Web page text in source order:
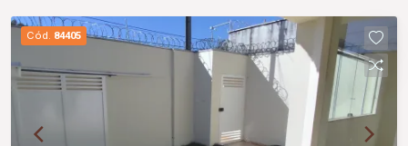
Cód. 84405